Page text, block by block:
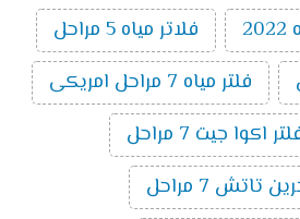
فلاتر مياه 5 مراحل
فلتر مياه 7 مراحل امريكى
اكوا جيت 7 مراحل
تاتش 7 مراحل